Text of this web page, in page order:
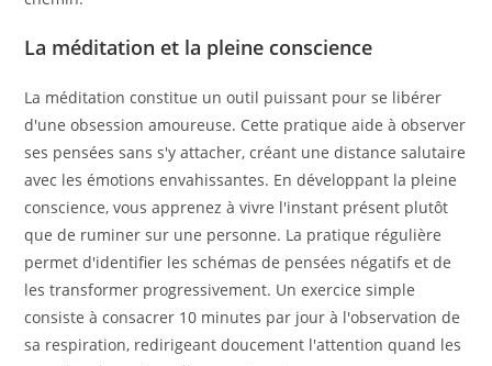
La méditation et la pleine conscience
La méditation constitue un outil puissant pour se libérer
d'une obsession amoureuse. Cette pratique aide à observer
ses pensées sans s'y attacher, créant une distance salutaire
avec les émotions envahissantes. En développant la pleine
conscience, vous apprenez à vivre l'instant présent plutôt
que de ruminer sur une personne. La pratique régulière
permet d'identifier les schémas de pensées négatifs et de
les transformer progressivement. Un exercice simple
consiste à consacrer 10 minutes par jour à l'observation de
sa respiration, redirigeant doucement l'attention quand les